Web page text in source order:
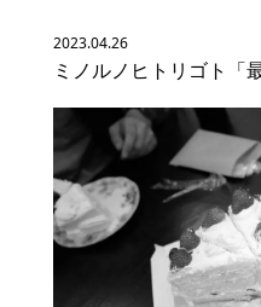
2023.04.26
ミノルノヒトリゴト「
採用情報
ニュース
お問い合わせ